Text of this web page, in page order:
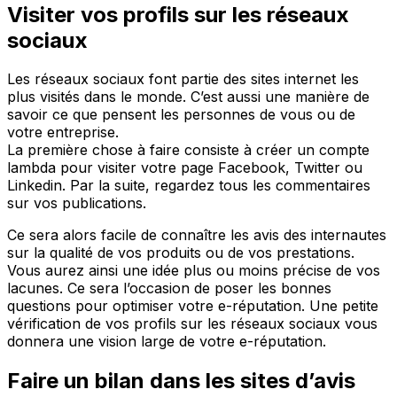
Visiter vos profils sur les réseaux
sociaux
Les réseaux sociaux font partie des sites internet les
plus visités dans le monde. C’est aussi une manière de
savoir ce que pensent les personnes de vous ou de
votre entreprise.
La première chose à faire consiste à créer un compte
lambda pour visiter votre page Facebook, Twitter ou
Linkedin. Par la suite, regardez tous les commentaires
sur vos publications.
Ce sera alors facile de connaître les avis des internautes
sur la qualité de vos produits ou de vos prestations.
Vous aurez ainsi une idée plus ou moins précise de vos
lacunes. Ce sera l’occasion de poser les bonnes
questions pour optimiser votre e-réputation. Une petite
vérification de vos profils sur les réseaux sociaux vous
donnera une vision large de votre e-réputation.
Faire un bilan dans les sites d’avis